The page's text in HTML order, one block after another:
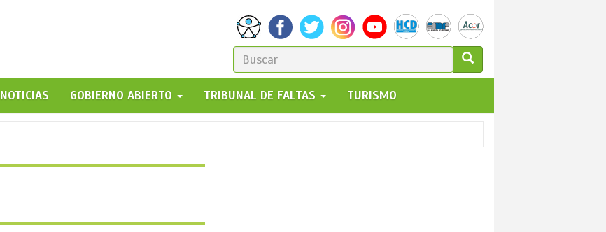
FORMULARIO
DE
BÚSQUEDA
GO!
NOTICIAS GOBIERNO ABIERTO TRIBUNAL DE FALTAS TURISMO